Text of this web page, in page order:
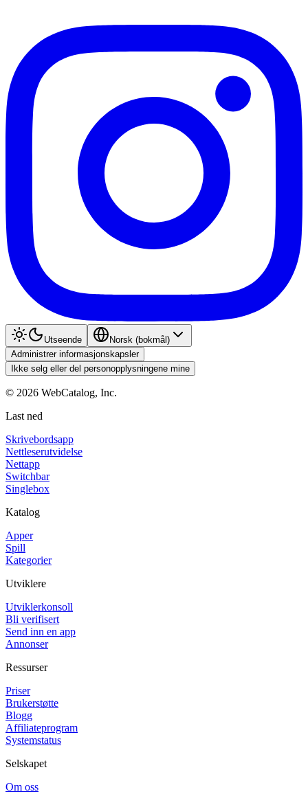
Utseende
Norsk (bokmål)
Administrer informasjonskapsler
Ikke selg eller del personopplysningene mine
© 2026 WebCatalog, Inc.
Last ned
Skrivebordsapp
Nettleserutvidelse
Nettapp
Switchbar
Singlebox
Katalog
Apper
Spill
Kategorier
Utviklere
Utviklerkonsoll
Bli verifisert
Send inn en app
Annonser
Ressurser
Priser
Brukerstøtte
Blogg
Affiliateprogram
Systemstatus
Selskapet
Om oss